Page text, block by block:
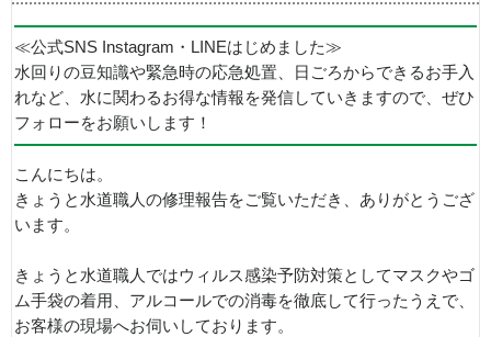
≪公式SNS Instagram・LINEはじめました≫
水回りの豆知識や緊急時の応急処置、日ごろからできるお手入
れなど、水に関わるお得な情報を発信していきますので、ぜひ
フォローをお願いします！
こんにちは。
きょうと水道職人の修理報告をご覧いただき、ありがとうござ
います。
きょうと水道職人ではウィルス感染予防対策としてマスクやゴ
ム手袋の着用、アルコールでの消毒を徹底して行ったうえで、
お客様の現場へお伺いしております。